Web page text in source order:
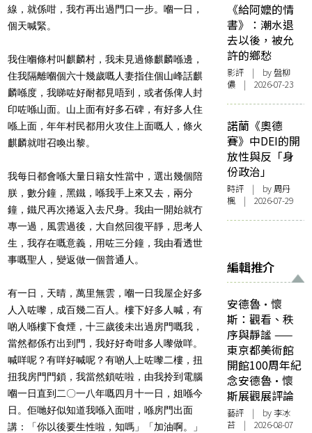
線，就係咁，我冇再出過門口一步。嗰一日，
個天喊緊。
我住嗰條村叫麒麟村，我未見過條麒麟喺邊，
住我隔離嗰個六十幾歲嘅人妻指住個山峰話麒
麟喺度，我睇咗好耐都見唔到，或者係俾人封
印咗喺山面。山上面有好多石碑，有好多人住
喺上面，年年村民都用火攻住上面嘅人，條火
麒麟就咁召喚出黎。
我每日都會喺大量日籍女性當中，選出幾個陪
朕，數分鐘，黑鐵，喺我手上來又去，兩分
鐘，鐵尺再次捲返入去尺身。我由一開始就冇
專一過，風雲過後，大自然回復平靜，思考人
生，我存在嘅意義，用咗三分鐘，我由看透世
事嘅聖人，變返做一個普通人。
有一日，天晴，萬里無雲，嗰一日我屋企好多
人入咗嚟，成百幾二百人。樓下好多人喊，有
啲人喺樓下食煙，十三歲後未出過房門嘅我，
當然都係冇出到門，我好好奇咁多人嚟做咩。
喊咩呢？有咩好喊呢？有啲人上咗嚟二樓，扭
扭我房門門鎖，我當然鎖咗啦，由我拎到電腦
嗰一日直到二〇一八年嘅四月十一日，姐喺今
日。佢哋好似知道我喺入面咁，喺房門出面
講：「你以後要生性啦，知嗎」「加油啊。」
《給阿嬤的情
書》：潮水退
去以後，被允
許的鄉愁
影評 | by 盤柳
儂 | 2026-07-23
諾蘭《奧德
賽》中DEI的開
放性與反「身
份政治」
時評 | by周丹
楓 | 2026-07-29
編輯推介
安德魯·懷
斯：觀看、秩
序與靜謐 ——
東京都美術館
開館100周年紀
念安德魯·懷
斯展觀展評論
藝評 | by 李冰
苔 | 2026-08-07